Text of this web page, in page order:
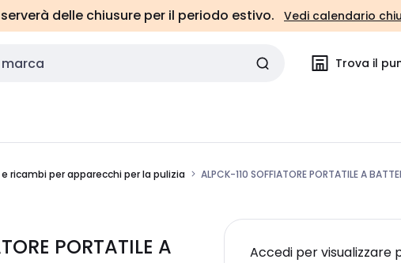
delle chiusure per il periodo estivo. Vedi calendario
Trova il
ricambi per apparecchi per la pulizia ALPCK-110 SOFFIATORE PORTATILE A
PORTATILE A
Accedi per visualizzare